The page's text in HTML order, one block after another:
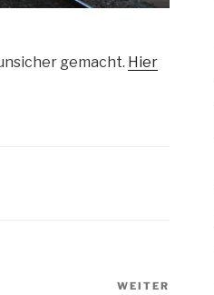
gemacht. Hier
WEITER